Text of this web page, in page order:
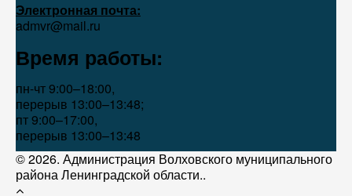
Электронная почта:
admvr@mail.ru
Время работы:
пн-чт 9:00–18:00,
перерыв 13:00–13:48;
пт 9:00–17:00,
перерыв 13:00–13:48
© 2026. Администрация Волховского муниципального
района Ленинградской области..